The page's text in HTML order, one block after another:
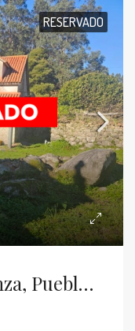
RESERVADO
Casa en Ponte Barbanza, Puebla del Caramiñal